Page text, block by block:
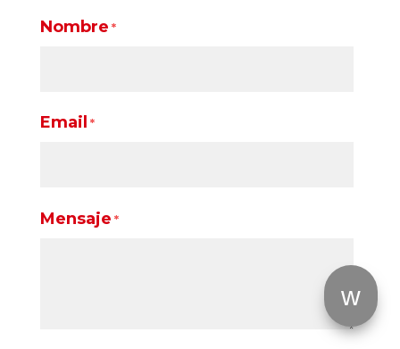
Nombre *
Email *
Mensaje *
w